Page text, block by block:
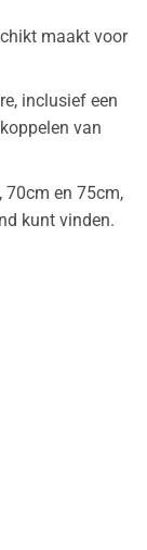
maakt voor
inclusief een
van
70cm en 75cm,
kunt vinden.